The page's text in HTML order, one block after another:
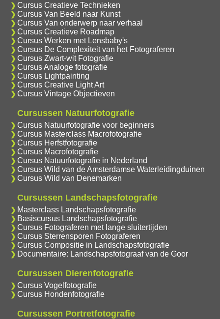
Cursus Creatieve Technieken
Cursus Van Beeld naar Kunst
Cursus Van onderwerp naar verhaal
Cursus Creatieve Roadmap
Cursus Werken met Lensbaby's
Cursus De Complexiteit van het Fotograferen
Cursus Zwart-wit Fotografie
Cursus Analoge fotografie
Cursus Lightpainting
Cursus Creative Light Art
Cursus Vintage Objectieven
Cursussen Natuurfotografie
Cursus Natuurfotografie voor beginners
Cursus Masterclass Macrofotografie
Cursus Herfstfotografie
Cursus Macrofotografie
Cursus Natuurfotografie in Nederland
Cursus Wild van de Amsterdamse Waterleidingduinen
Cursus Wild van Denemarken
Cursussen Landschapsfotografie
Masterclass Landschapsfotografie
Basiscursus Landschapsfotografie
Cursus Fotograferen met lange sluitertijden
Cursus Sterrensporen Fotograferen
Cursus Compositie in Landschapsfotografie
Documentaire: Landschapsfotograaf van de Goor
Cursussen Dierenfotografie
Cursus Vogelfotografie
Cursus Hondenfotografie
Cursussen Portretfotografie